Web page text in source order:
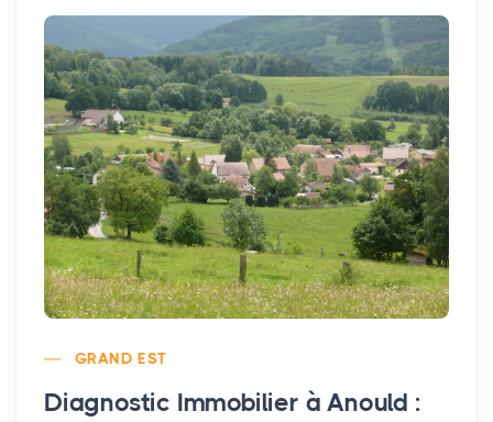
GRAND EST
Diagnostic Immobilier à Anould :